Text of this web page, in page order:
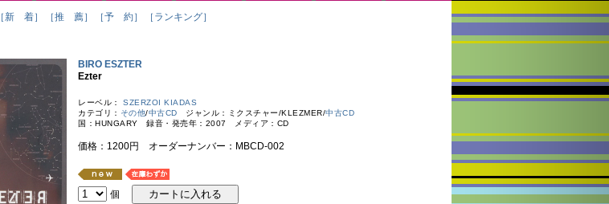
［新 着］ ［推 薦］ ［予 約］ ［ランキング］
BIRO ESZTER
Ezter
レーベル： SZERZOI KIADAS
カテゴリ： その他/中古CD ジャンル：ミクスチャー/KLEZMER/中古CD
国：HUNGARY 録音・発売年：2007 メディア：CD
価格：1200円 オーダーナンバー：MBCD-002
個